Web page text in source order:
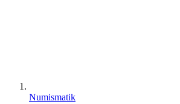
Numismatik